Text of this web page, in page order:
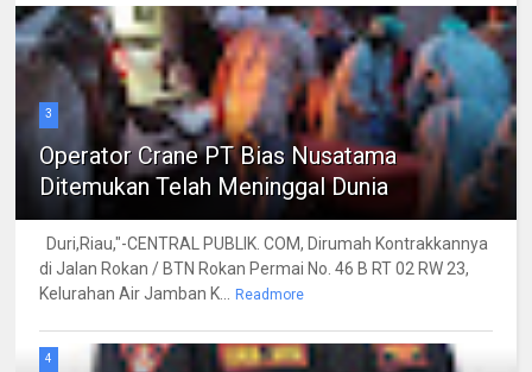
3
Operator Crane PT Bias Nusatama
Ditemukan Telah Meninggal Dunia
Duri,Riau,"-CENTRAL PUBLIK. COM, Dirumah Kontrakkannya
di Jalan Rokan / BTN Rokan Permai No. 46 B RT 02 RW 23,
Kelurahan Air Jamban K...
Readmore
4